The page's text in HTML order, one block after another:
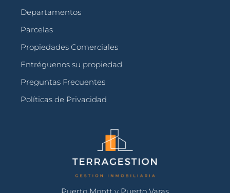
Departamentos
Parcelas
Propiedades Comerciales
Entréguenos su propiedad
Preguntas Frecuentes
Políticas de Privacidad